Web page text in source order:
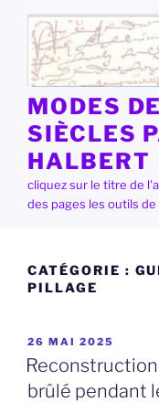
contenu
principal
MODES
SIÈCLES
HALBERT
cliquez sur le titre de
des pages les outils
CATÉGORIE :
PILLAGE
PUBLIÉ
LE
26 MAI 2025
brûlé pendant